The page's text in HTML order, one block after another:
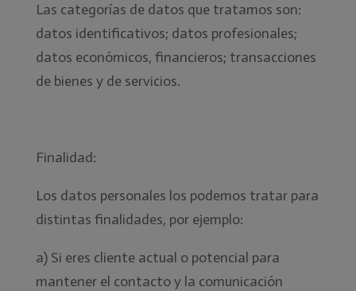
Las categorías de datos que tratamos son:
datos identificativos; datos profesionales;
datos económicos, financieros; transacciones
de bienes y de servicios.
Finalidad:
Los datos personales los podemos tratar para
distintas finalidades, por ejemplo:
a) Si eres cliente actual o potencial para
mantener el contacto y la comunicación